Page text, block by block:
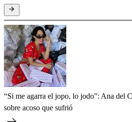
“Si me agarra el jopo, lo jodo”: Ana del
sobre acoso que sufrió